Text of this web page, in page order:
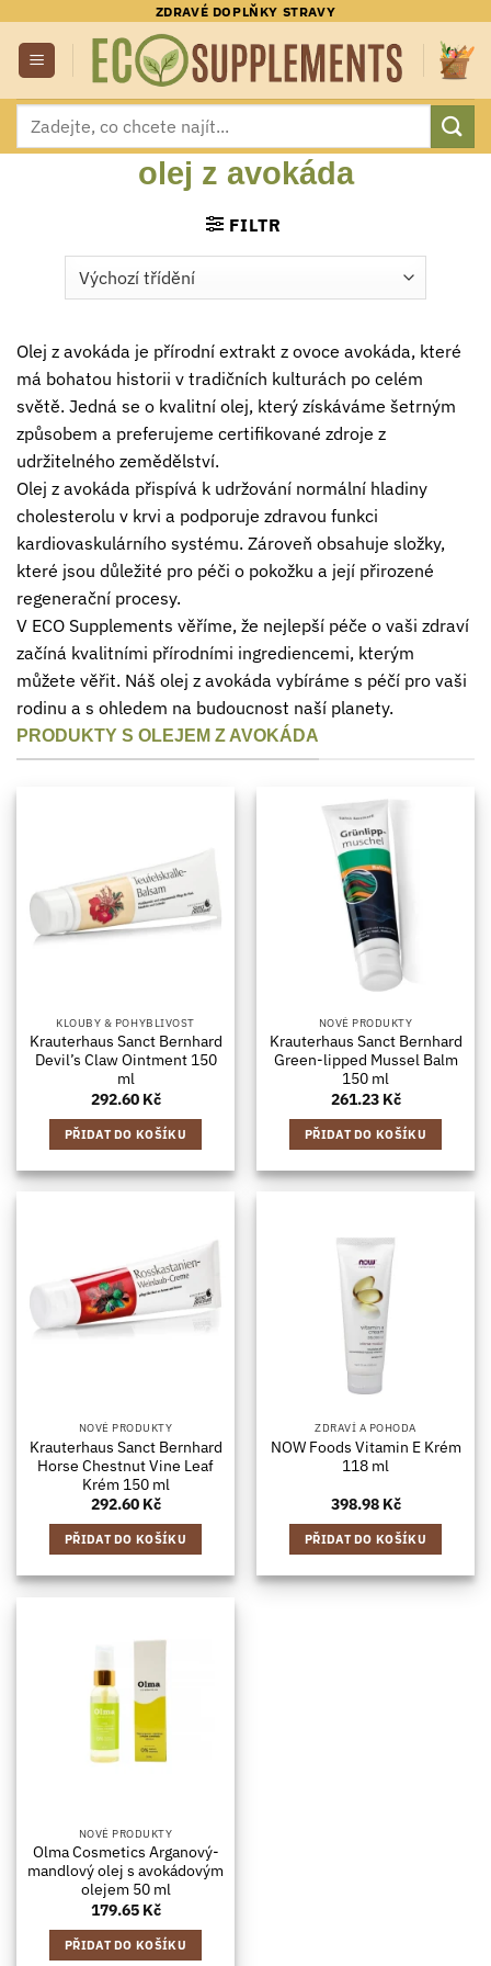
obsah
ZDRAVÉ DOPLŇKY STRAVY
Hledat:
olej z avokáda
FILTR
Olej z avokáda je přírodní extrakt z ovoce avokáda, které
má bohatou historii v tradičních kulturách po celém
světě. Jedná se o kvalitní olej, který získáváme šetrným
způsobem a preferujeme certifikované zdroje z
udržitelného zemědělství.
Olej z avokáda přispívá k udržování normální hladiny
cholesterolu v krvi a podporuje zdravou funkci
kardiovaskulárního systému. Zároveň obsahuje složky,
které jsou důležité pro péči o pokožku a její přirozené
regenerační procesy.
V ECO Supplements věříme, že nejlepší péče o vaši zdraví
začíná kvalitními přírodními ingrediencemi, kterým
můžete věřit. Náš olej z avokáda vybíráme s péčí pro vaši
rodinu a s ohledem na budoucnost naší planety.
PRODUKTY S OLEJEM Z AVOKÁDA
KLOUBY & POHYBLIVOST
Krauterhaus Sanct Bernhard
Devil’s Claw Ointment 150
ml
292.60 Kč
PŘIDAT DO KOŠÍKU
NOVÉ PRODUKTY
Krauterhaus Sanct Bernhard
Green-lipped Mussel Balm
150 ml
261.23 Kč
PŘIDAT DO KOŠÍKU
NOVÉ PRODUKTY
Krauterhaus Sanct Bernhard
Horse Chestnut Vine Leaf
Krém 150 ml
292.60 Kč
PŘIDAT DO KOŠÍKU
ZDRAVÍ A POHODA
NOW Foods Vitamin E Krém
118 ml
398.98 Kč
PŘIDAT DO KOŠÍKU
NOVÉ PRODUKTY
Olma Cosmetics Arganový-
mandlový olej s avokádovým
olejem 50 ml
179.65 Kč
PŘIDAT DO KOŠÍKU